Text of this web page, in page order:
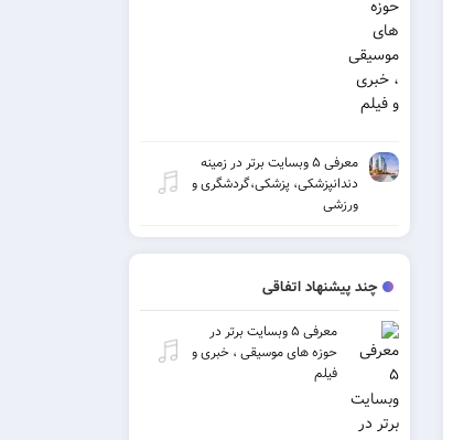
معرفی ۵ وبسایت برتر در زمینه
دندانپزشکی، پزشکی،گردشگری و
ورزشی
چند پیشنهاد اتفاقی
معرفی ۵ وبسایت برتر در
حوزه های موسیقی ، خبری و
فیلم